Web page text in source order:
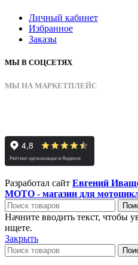
Личный кабинет
Избранное
Заказы
МЫ В СОЦСЕТЯХ
МЫ НА МАРКЕТПЛЕЙС
Разработал сайт Евгений
МОТО - магазин для
Начните вводить текст, чтобы
ищете.
Закрыть